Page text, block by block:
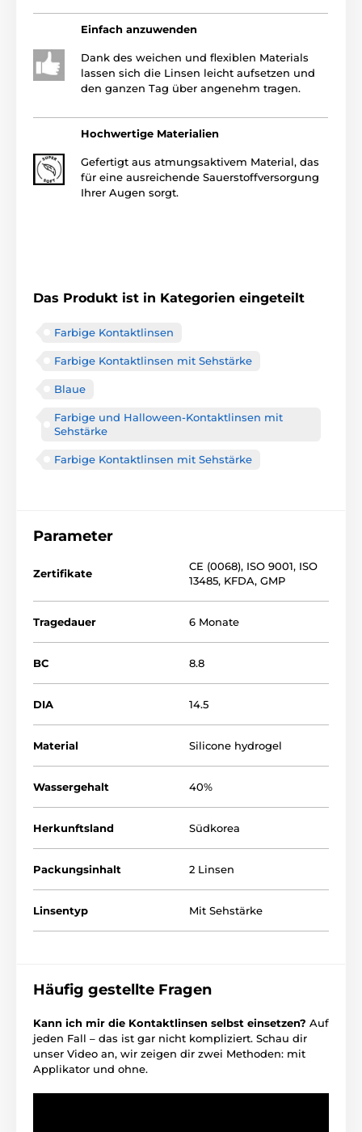
Einfach anzuwenden
Dank des weichen und flexiblen Materials
lassen sich die Linsen leicht aufsetzen und
den ganzen Tag über angenehm tragen.
Hochwertige Materialien
Gefertigt aus atmungsaktivem Material, das
für eine ausreichende Sauerstoffversorgung
Ihrer Augen sorgt.
Das Produkt ist in Kategorien eingeteilt
Farbige Kontaktlinsen
Farbige Kontaktlinsen mit Sehstärke
Blaue
Farbige und Halloween-Kontaktlinsen mit
Sehstärke
Farbige Kontaktlinsen mit Sehstärke
Parameter
Zertifikate
CE (0068), ISO 9001, ISO
13485, KFDA, GMP
Tragedauer 6 Monate
BC 8.8
DIA 14.5
Material Silicone hydrogel
Wassergehalt 40%
Herkunftsland Südkorea
Packungsinhalt 2 Linsen
Linsentyp Mit Sehstärke
Häufig gestellte Fragen
Kann ich mir die Kontaktlinsen selbst einsetzen? Auf
jeden Fall – das ist gar nicht kompliziert. Schau dir
unser Video an, wir zeigen dir zwei Methoden: mit
Applikator und ohne.